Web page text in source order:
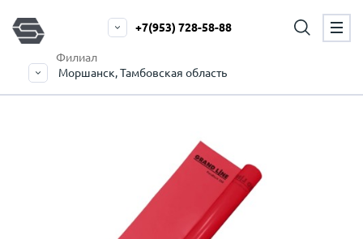
Филиал
Моршанск, Тамбовская область
+7(953) 728-58-88